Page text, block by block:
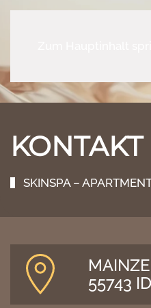
KONTAKT
SKINSPA –
55743